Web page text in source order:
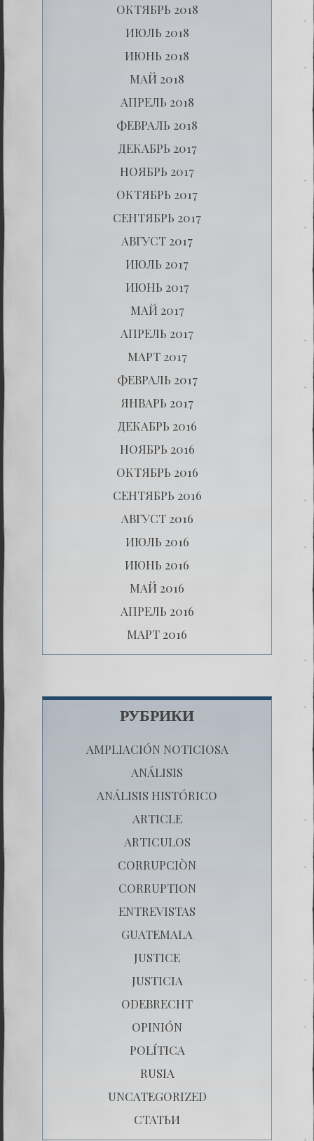
ОКТЯБРЬ 2018
ИЮЛЬ 2018
ИЮНЬ 2018
МАЙ 2018
АПРЕЛЬ 2018
ФЕВРАЛЬ 2018
ДЕКАБРЬ 2017
НОЯБРЬ 2017
ОКТЯБРЬ 2017
СЕНТЯБРЬ 2017
АВГУСТ 2017
ИЮЛЬ 2017
ИЮНЬ 2017
МАЙ 2017
АПРЕЛЬ 2017
МАРТ 2017
ФЕВРАЛЬ 2017
ЯНВАРЬ 2017
ДЕКАБРЬ 2016
НОЯБРЬ 2016
ОКТЯБРЬ 2016
СЕНТЯБРЬ 2016
АВГУСТ 2016
ИЮЛЬ 2016
ИЮНЬ 2016
МАЙ 2016
АПРЕЛЬ 2016
МАРТ 2016
РУБРИКИ
AMPLIACIÓN NOTICIOSA
ANÁLISIS
ANÁLISIS HISTÓRICO
ARTICLE
ARTICULOS
CORRUPCIÒN
CORRUPTION
ENTREVISTAS
GUATEMALA
JUSTICE
JUSTICIA
ODEBRECHT
OPINIÓN
POLÍTICA
RUSIA
UNCATEGORIZED
СТАТЬИ